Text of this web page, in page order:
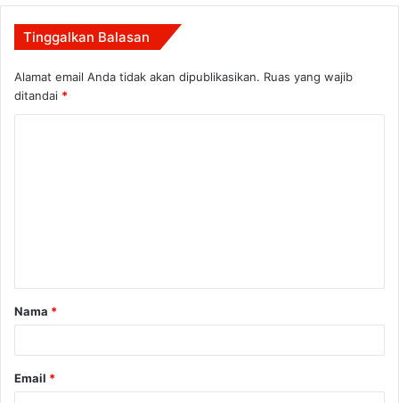
Tinggalkan Balasan
Alamat email Anda tidak akan dipublikasikan. Ruas yang wajib
ditandai *
a
r
Nama *
Email *